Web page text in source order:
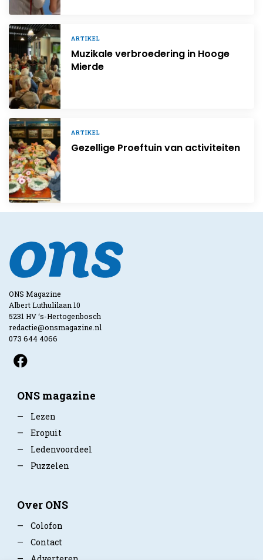
ARTIKEL
Muzikale verbroedering in Hooge
Mierde
ARTIKEL
Gezellige Proeftuin van activiteiten
ONS Magazine
Albert Luthulilaan 10
5231 HV ‘s-Hertogenbosch
redactie@onsmagazine.nl
073 644 4066
ONS magazine
—
Lezen
—
Eropuit
—
Ledenvoordeel
—
Puzzelen
Over ONS
—
Colofon
—
Contact